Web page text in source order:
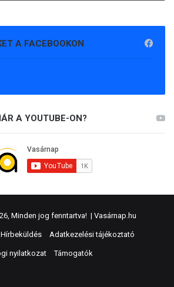
A FACEBOOKON
A YOUTUBE-ON?
Minden jog fenntartva! | Vasárnap.hu
Hírbeküldés Adatkezelési tájékoztató
nyilatkozat Támogatók